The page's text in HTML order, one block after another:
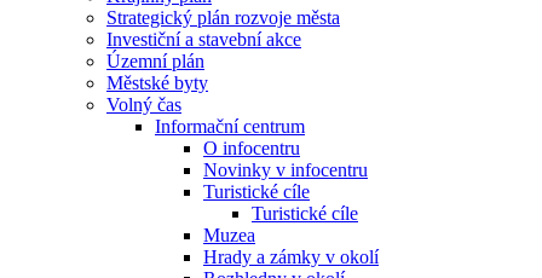
Strategický plán rozvoje města
Investiční a stavební akce
Územní plán
Městské byty
Volný čas
Informační centrum
O infocentru
Novinky v infocentru
Turistické cíle
Turistické cíle
Muzea
Hrady a zámky v okolí